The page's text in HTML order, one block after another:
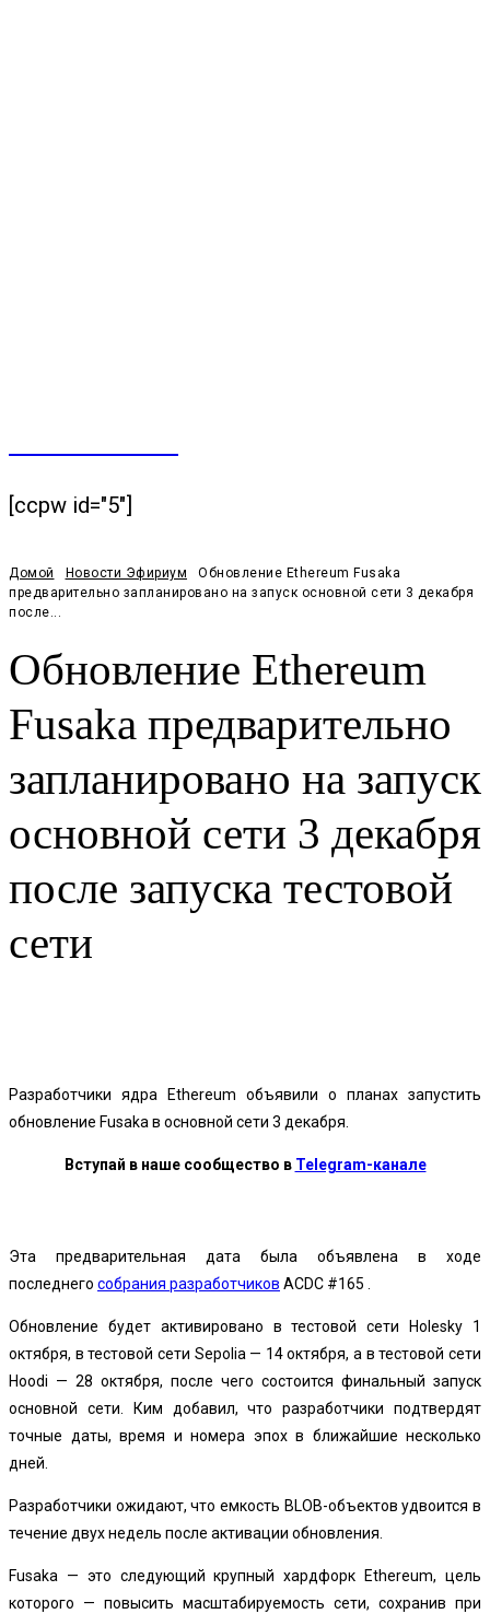
[ccpw id="5"]
Домой Новости Эфириум
Обновление Ethereum Fusaka
предварительно запланировано на запуск основной сети 3 декабря
после...
Обновление Ethereum
Fusaka предварительно
запланировано на запуск
основной сети 3 декабря
после запуска тестовой
сети
Разработчики ядра Ethereum объявили о планах запустить
обновление Fusaka в основной сети 3 декабря.
Вступай в наше сообщество в Telegram-канале
Эта предварительная дата была объявлена ​​в ходе
последнего собрания разработчиков ACDC #165 .
Обновление будет активировано в тестовой сети Holesky 1
октября, в тестовой сети Sepolia — 14 октября, а в тестовой сети
Hoodi — 28 октября, после чего состоится финальный запуск
основной сети. Ким добавил, что разработчики подтвердят
точные даты, время и номера эпох в ближайшие несколько
дней.
Разработчики ожидают, что емкость BLOB-объектов удвоится в
течение двух недель после активации обновления.
Fusaka — это следующий крупный хардфорк Ethereum, цель
которого — повысить масштабируемость сети, сохранив при